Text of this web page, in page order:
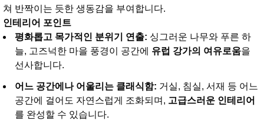
쳐 반짝이는 듯한 생동감을 부여합니다.
인테리어 포인트
평화롭고 목가적인 분위기 연출: 싱그러운 나무와 푸른 하
늘, 고즈넉한 마을 풍경이 공간에 유럽 강가의 여유로움을
선사합니다.
어느 공간에나 어울리는 클래식함: 거실, 침실, 서재 등 어느
공간에 걸어도 자연스럽게 조화되며, 고급스러운 인테리어
를 완성할 수 있습니다.